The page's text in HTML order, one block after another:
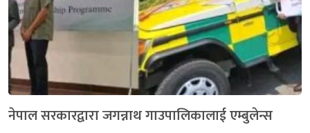
नेपाल सरकारद्वारा जगन्नाथ गाउपालिकालाई एम्बुलेन्स